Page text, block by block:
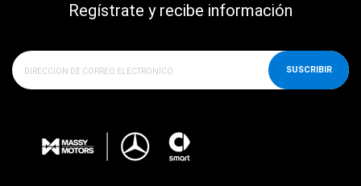
Regístrate y recibe información
SUSCRIBIR